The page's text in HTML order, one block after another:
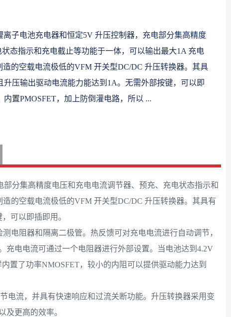
离子电池充电器和恒定5V 升压控制器，充电部分集高精度
态指示和充电截止等功能于一体，可以输出最大1A 充电
的空载电流极低的VFM 开关型DC/DC 升压转换器。其具
压输出驱动电流能力能达到1A。无需外部按键，可以即
置PMOSFET，加上防倒灌电路，所以 ...
分集高精度电压和充电电流调节器、预充、充电状态指示和
的空载电流极低的VFM 开关型DC/DC 升压转换器。其具有
可以即插即用。
电阻器和隔离二极管。热反馈可对充电电流进行自动调节，
充电电流可通过一个电阻器进行外部设置。当电池达到4.2V
置了功率NMOSFET，较小的内阻可以提供驱动能力达到
电流，并具有快速响应和过流关断功能。升压转换器采用变
及更高的效率。